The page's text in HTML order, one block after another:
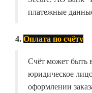
платежные
4. Оплата по счёту
Счёт может быть
юридическое
оформлении